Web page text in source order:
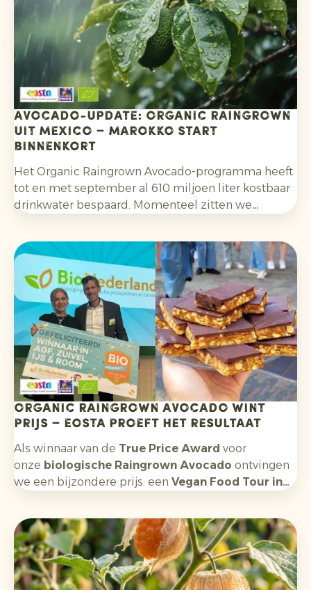
Avocado-update: Organic Raingrown
uit Mexico – Marokko start
binnenkort
Het Organic Raingrown Avocado-programma heeft
tot en met september al 610 miljoen liter kostbaar
drinkwater bespaard. Momenteel zitten we
regenwater-avocado’s. Marokko maakt zich
ondertussen op voor de start van het nieuwe
biologische avocadoseizoen. Zo blijft er jaarrond
een stabiel aanbod.
Organic Raingrown Avocado wint
prijs – Eosta proeft het resultaat
Als winnaar van de True Price Award voor
onze biologische Raingrown Avocado ontvingen
we een bijzondere prijs: een Vegan Food Tour in
consumentenbelevingensmaakelkaar
versterken.